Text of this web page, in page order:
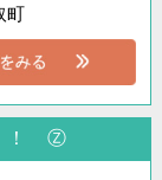
町
！！ Ⓩ